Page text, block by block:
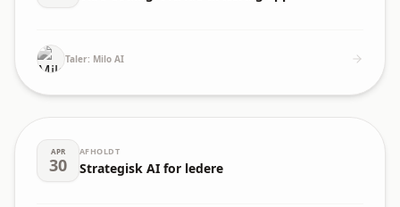
Taler: Milo AI
APR
30
AFHOLDT
Strategisk AI for ledere